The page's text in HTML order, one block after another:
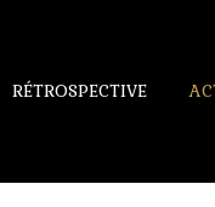
RÉTROSPECTIVE